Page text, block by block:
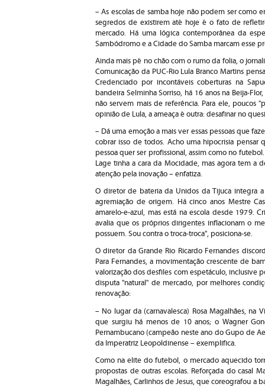
– As escolas de samba hoje não podem ser como
segredos de existirem até hoje é o fato de
mercado. Há uma lógica contemporânea da
Sambódromo e a Cidade do Samba marcam esse
Ainda mais pé no chão com o rumo da folia, o
Comunicação da PUC-Rio Lula Branco Martins
Credenciado por incontáveis coberturas na
bandeira Selminha Sorriso, há 16 anos na Beija-
não servem mais de referência. Para ele, poucos
opinião de Lula, a ameaça é outra: desafinar no
– Dá uma emoção a mais ver essas pessoas que
cobrar isso de todos. Acho uma hipocrisia pensar
pessoa quer ser profissional, assim como no
Lage tinha a cara da Mocidade, mas agora tem a
atenção pela inovação – enfatiza.
O diretor de bateria da Unidos da Tijuca integra
agremiação de origem. Há cinco anos Mestre
amarelo-e-azul, mas está na escola desde 1979.
avalia que os próprios dirigentes inflacionam o
possuem. Sou contra o troca-troca", posiciona-se.
O diretor da Grande Rio Ricardo Fernandes
Para Fernandes, a movimentação crescente de
valorização dos desfiles com espetáculo, inclusive
disputa "natural" de mercado, por melhores
renovação:
– No lugar da (carnavalesca) Rosa Magalhães, na
que surgiu há menos de 10 anos; o Wagner
Pernambucano (campeão neste ano do Gupo de
da Imperatriz Leopoldinense – exemplifica.
Como na elite do futebol, o mercado aquecido
propostas de outras escolas. Reforçada do casal
Magalhães, Carlinhos de Jesus, que coreografou a